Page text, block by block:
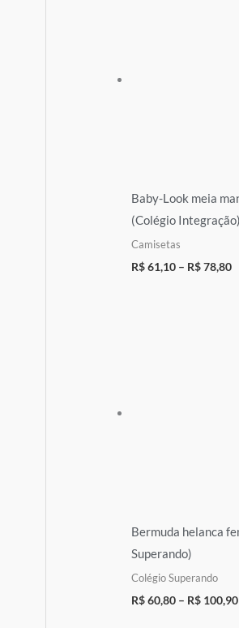
Baby-Look meia
(Colégio Integração)
Camisetas
R$61,10 – R$78,80
Bermuda helanca
Superando)
Colégio Superando
R$60,80 – R$ 100,90